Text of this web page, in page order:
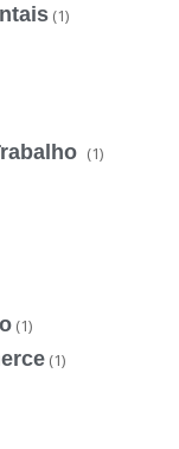
(1)
(1)
(1)
(1)